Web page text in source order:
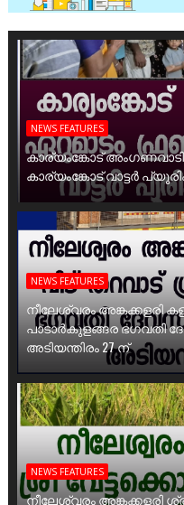
NEWS FEATURES
കാര്യംങ്കോട്
കാര്യംങ്കോട് വാട്ടർ
NEWS FEATURES
നീലേശ്വരം അങ്കക്കളരി
പാടാർകുളങ്ങര ഭഗവതി
അടിയന്തിരം 27 ന്
NEWS FEATURES
നീലേശ്വരം അങ്കക്കളരി